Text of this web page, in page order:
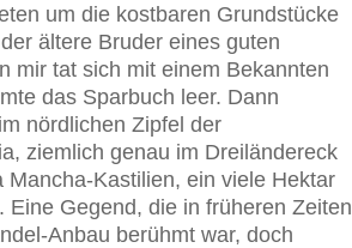
um die kostbaren Grundstücke
ältere Bruder eines guten
mir tat sich mit einem Bekannten
das Sparbuch leer. Dann
nördlichen Zipfel der
ziemlich genau im Dreiländereck
Mancha-Kastilien, ein viele Hektar
Eine Gegend, die in früheren Zeiten
Anbau berühmt war, doch